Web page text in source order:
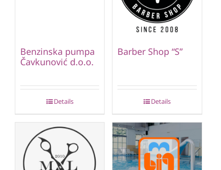
Benzinska pumpa
Čavkunović d.o.o.
Details
Barber Shop “S”
Details